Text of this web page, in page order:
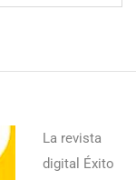
La revista
digital Éxito